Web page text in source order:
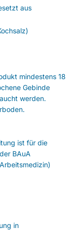
aus
mindestens 18
Gebinde
werden.
ist für die
BAuA
in